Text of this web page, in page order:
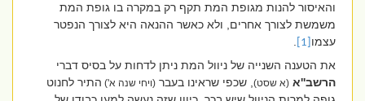
והאיסור להנות מגופת המת תקף רק במקרה בו גופת המת
משמשת לצורך אחרים, ולא כאשר ההנאה היא לצורך הנפטר
עצמו[1]
.
את הטענה השנייה של ניוול המת ניתן לדחות על בסיס דברי
הרשב''א (א שסט), שכפי שראינו בעבר(ויחי שנה א')התיר לחנוט